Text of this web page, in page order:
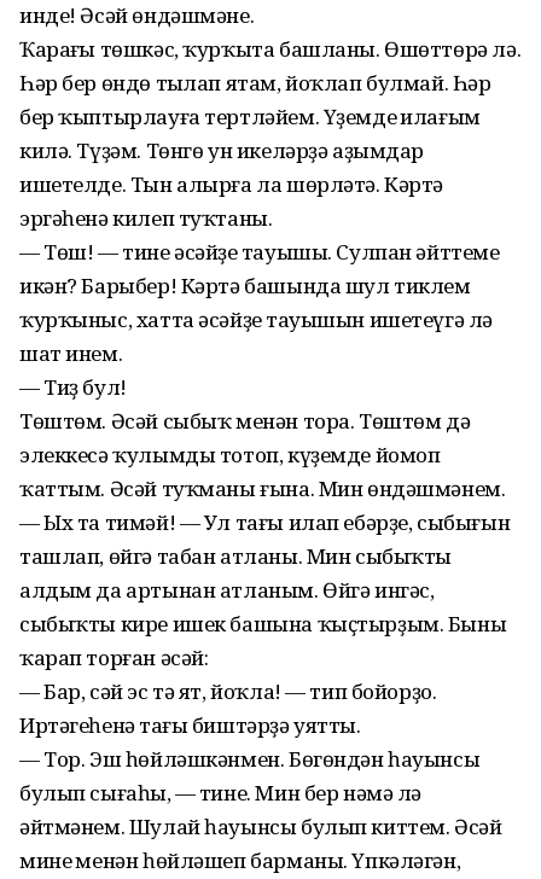
инде! Әсәй өндәшмәне.
Ҡараңғы төшкәс, ҡурҡыта башланы. Өшөттөрә лә.
Һәр бер өндө тыңлап ятам, йоҡлап булмай. Һәр
бер ҡыптырлауға тертләйем. Үҙемдең илағым
килә. Түҙәм. Төнгө ун икеләрҙә аҙымдар
ишетелде. Тын алырға ла шөрләтә. Кәртә
эргәһенә килеп туҡтаны.
— Төш! — тине әсәйҙең тауышы. Сулпан әйттеме
икән? Барыбер! Кәртә башында шул тиклем
ҡурҡыныс, хатта әсәйҙең тауышын ишетеүгә лә
шат инем.
— Тиҙ бул!
Төштөм. Әсәй сыбыҡ менән тора. Төштөм дә
элеккесә ҡулымды тотоп, күҙемде йомоп
ҡаттым. Әсәй туҡманы ғына. Мин өндәшмәнем.
— Ых та тимәй! — Ул тағы илап ебәрҙе, сыбығын
ташлап, өйгә табан атланы. Мин сыбыҡты
алдым да артынан атланым. Өйгә ингәс,
сыбыҡты кире ишек башына ҡыҫтырҙым. Быны
ҡарап торған әсәй:
— Бар, сәй эс тә ят, йоҡла! — тип бойорҙо.
Иртәгеһенә таңғы биштәрҙә уятты.
— Тор. Эш һөйләшкәнмен. Бөгөндән һауынсы
булып сығаһың, — тине. Мин бер нәмә лә
әйтмәнем. Шулай һауынсы булып киттем. Әсәй
минең менән һөйләшеп барманы. Үпкәләгән,